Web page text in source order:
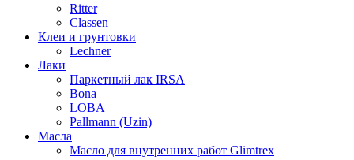
Ritter
Classen
Клеи и грунтовки
Lechner
Лаки
Паркетный лак IRSA
Bona
LOBA
Pallmann (Uzin)
Масла
Масло для внутренних работ Glimtrex